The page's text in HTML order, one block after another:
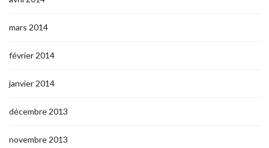
mars 2014
février 2014
janvier 2014
décembre 2013
novembre 2013